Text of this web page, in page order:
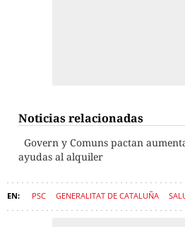
Noticias relacionadas
Govern y Comuns pactan
ayudas al alquiler
PSC GENERALITAT DE CATALUÑA